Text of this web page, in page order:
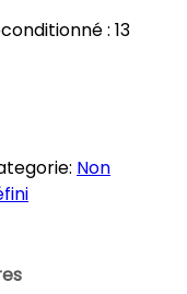
: 13
Non